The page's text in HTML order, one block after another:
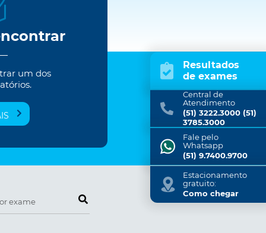
um dos
Pesquise por exame
Resultados
de exames
Central de
Atendimento
(51) 3222.3000 (51)
3785.3000
Fale pelo
Whatsapp
(51) 9.7400.9700
Estacionamento
gratuito:
Como chegar